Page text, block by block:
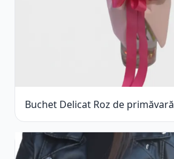
Buchet Delicat Roz de primăvară